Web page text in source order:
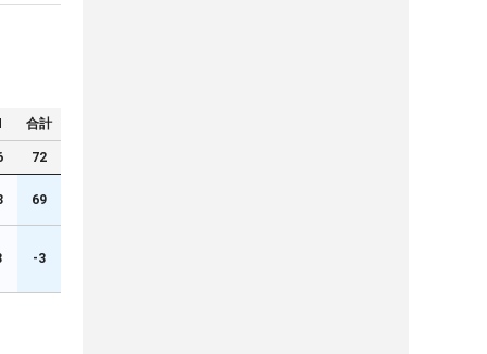
合計
72
69
-3